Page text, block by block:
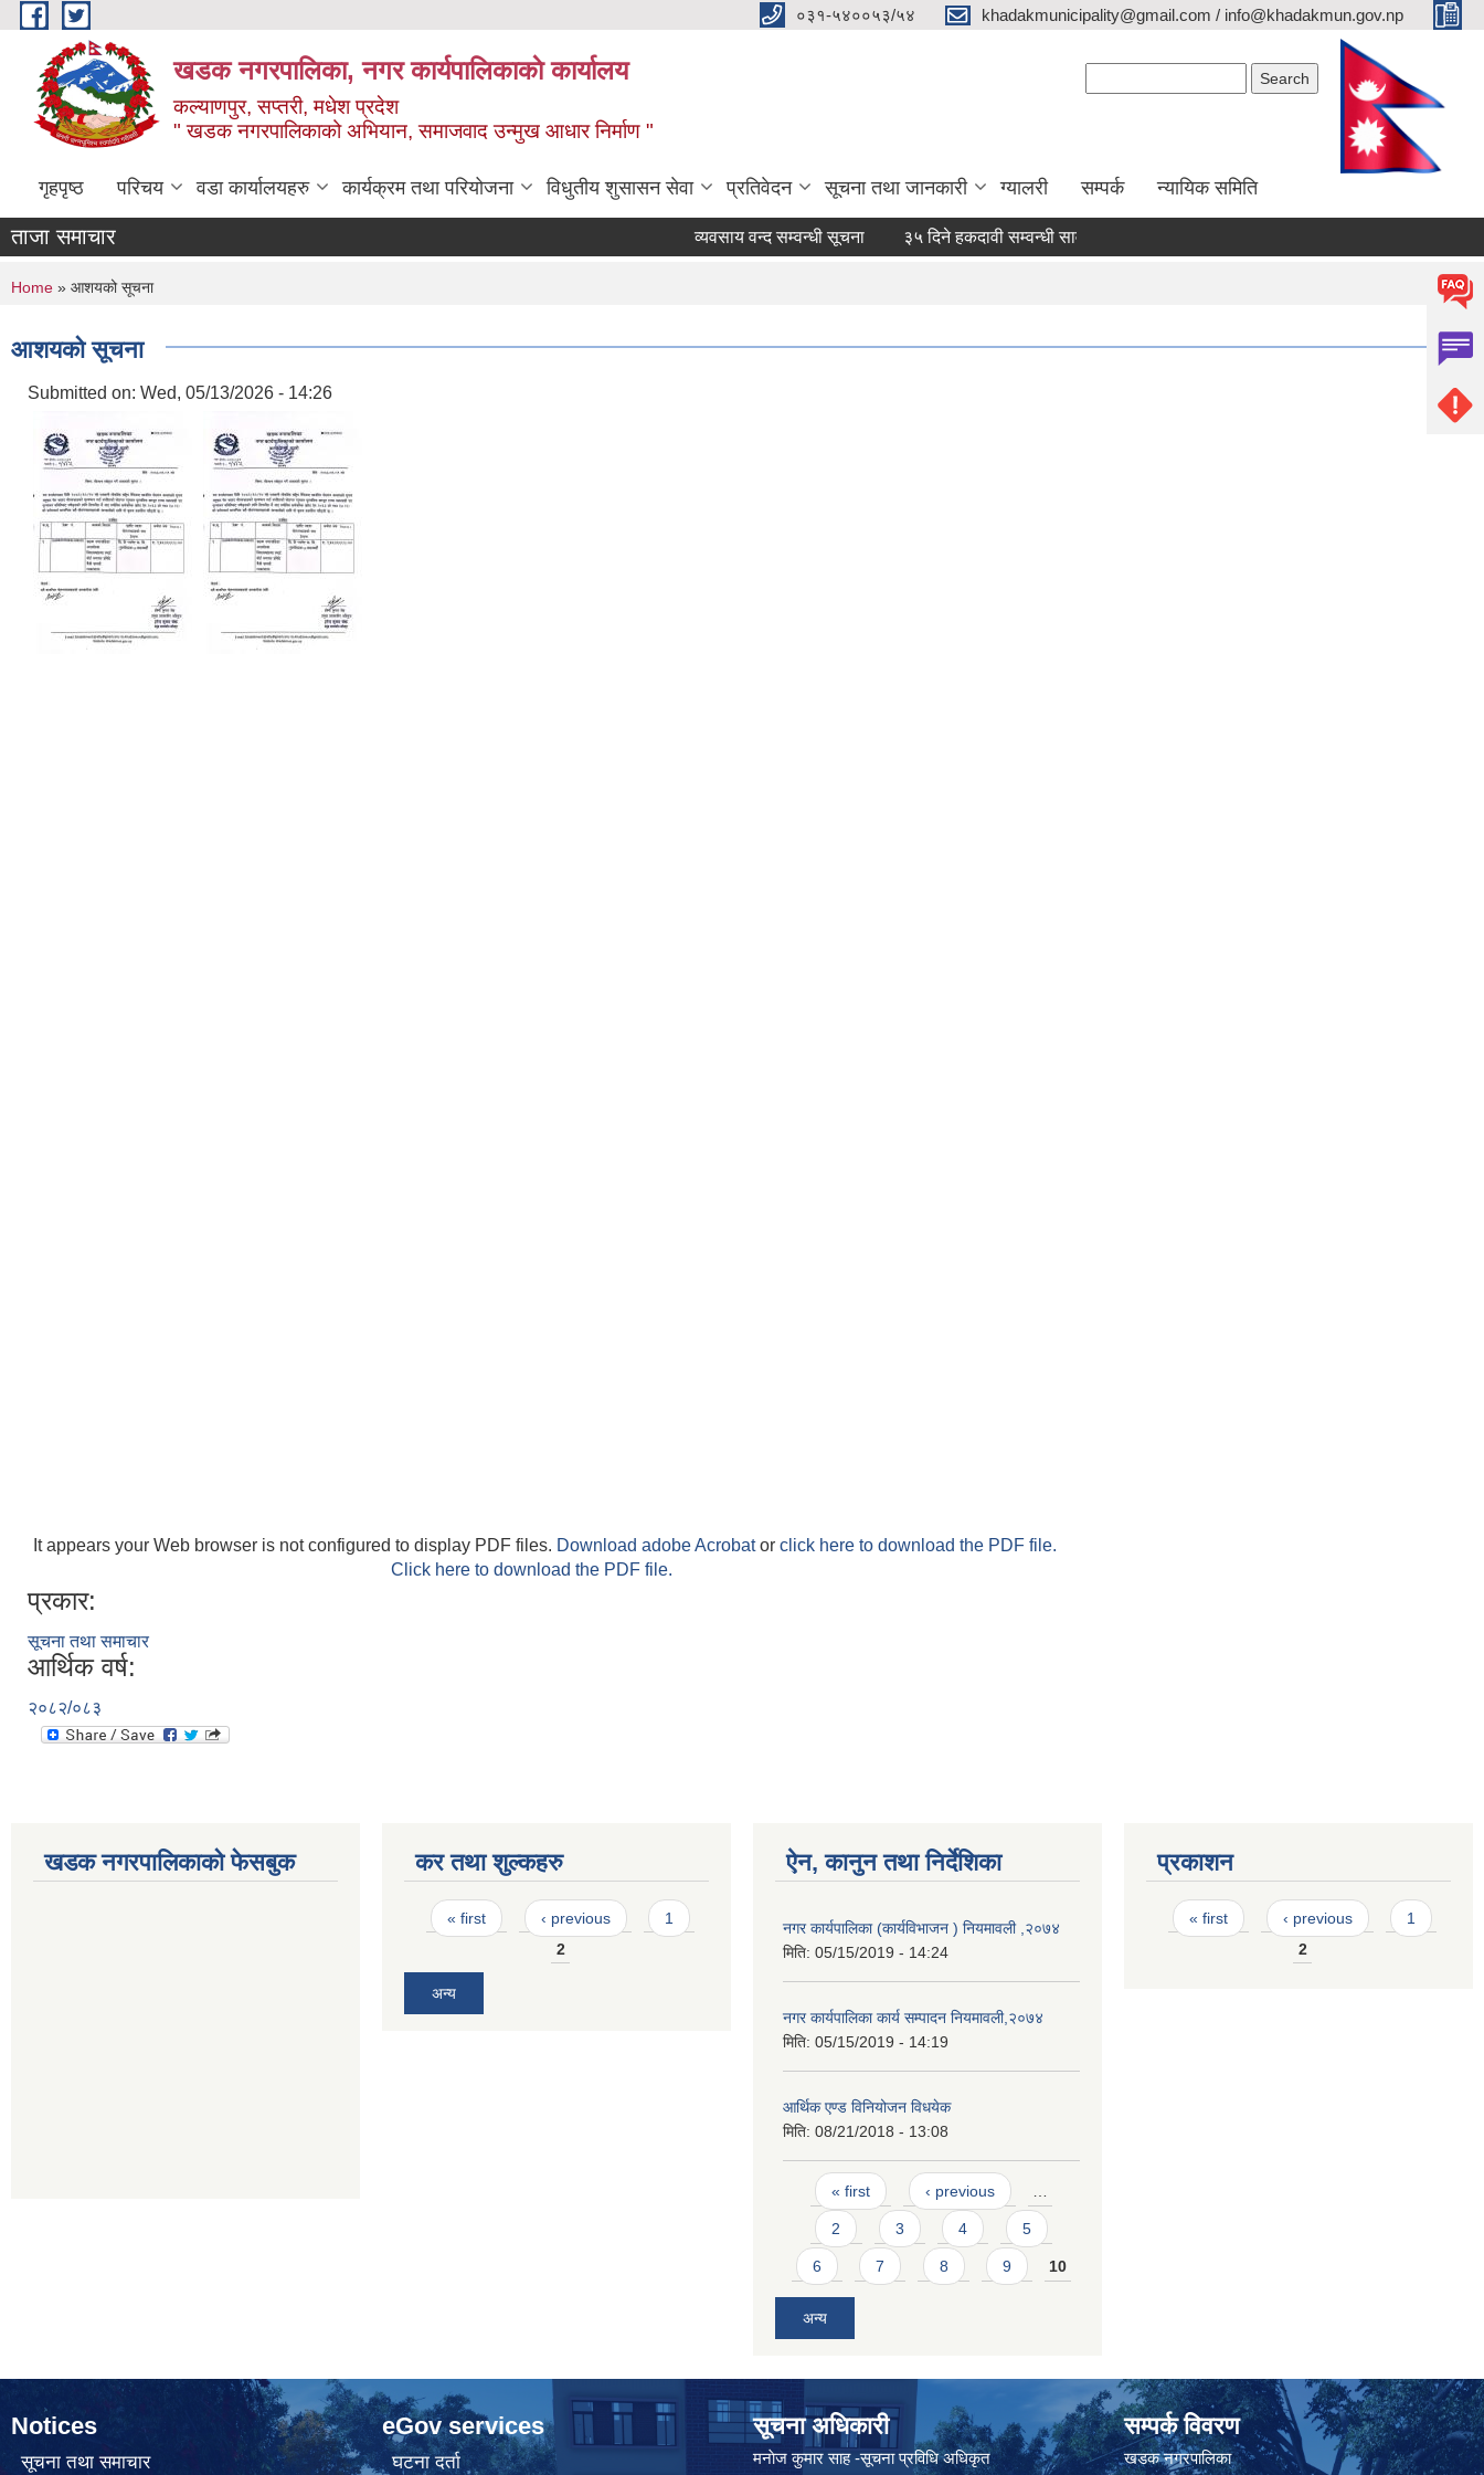
Skip to main content ०३१-५४००५३/५४ khadakmunicipality@gmail.com / info@khadakmun.gov.np
खडक नगरपालिका, नगर कार्यपालिकाकाे कार्यालय
कल्याणपुर, सप्तरी, मधेश प्रदेश
" खडक नगरपालिकाको अभियान, समाजवाद उन्मुख आधार निर्माण "
गृहपृष्ठ परिचय वडा कार्यालयहरु कार्यक्रम तथा परियोजना विधुतीय शुसासन सेवा प्रतिवेदन सूचना तथा जानकारी ग्यालरी सम्पर्क न्यायिक समिति
ताजा समाचार व्यवसाय वन्द सम्वन्धी सूचना ३५ दिने हकदावी सम्वन्धी सार्वजनिक सूचना
You are here
Home » आशयको सूचना
आशयको सूचना
Submitted on: Wed, 05/13/2026 - 14:26
It appears your Web browser is not configured to display PDF files. Download adobe Acrobator click here to download the PDF file.
Click here to download the PDF file.
प्रकार:
सूचना तथा समाचार
आर्थिक वर्ष:
२०८२/०८३
खडक नगरपालिकाको फेसबुक कर तथा शुल्कहरु
Pages
« first ‹ previous
1
2
अन्य
ऐन, कानुन तथा निर्देशिका
नगर कार्यपालिका (कार्यविभाजन ) नियमावली ,२०७४
मिति: 05/15/2019 - 14:24
नगर कार्यपालिका कार्य सम्पादन नियमावली,२०७४
मिति: 05/15/2019 - 14:19
आर्थिक एण्ड विनियोजन विधयेक
मिति: 08/21/2018 - 13:08
Pages
« first ‹ previous …
2 3 4 5
6 7 8 9 10
अन्य
प्रकाशन
Pages
« first ‹ previous
1
2
Notices
सूचना तथा समाचार
eGov services
घटना दर्ता
सूचना अधिकारी
मनाेज कुमार साह -सूचना प्रविधि अधिकृत
सम्पर्क विवरण
खडक नगरपालिका